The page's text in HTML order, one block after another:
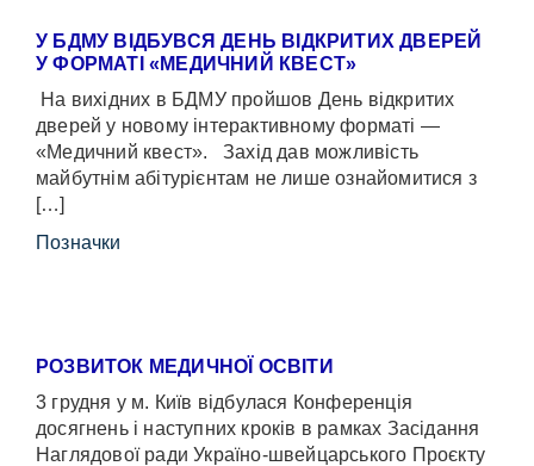
У БДМУ ВІДБУВСЯ ДЕНЬ ВІДКРИТИХ ДВЕРЕЙ
У ФОРМАТІ «МЕДИЧНИЙ КВЕСТ»
На вихідних в БДМУ пройшов День відкритих
дверей у новому інтерактивному форматі —
«Медичний квест». Захід дав можливість
майбутнім абітурієнтам не лише ознайомитися з
[…]
Позначки
РОЗВИТОК МЕДИЧНОЇ ОСВІТИ
3 грудня у м. Київ відбулася Конференція
досягнень і наступних кроків в рамках Засідання
Наглядової ради Україно-швейцарського Проєкту